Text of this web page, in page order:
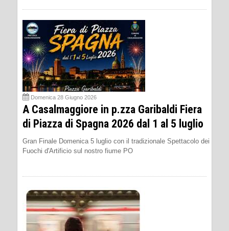
Domenica 28 Giugno 2026
A Casalmaggiore in p.zza Garibaldi Fiera
di Piazza di Spagna 2026 dal 1 al 5 luglio
Gran Finale Domenica 5 luglio con il tradizionale Spettacolo dei
Fuochi d'Artificio sul nostro fiume PO